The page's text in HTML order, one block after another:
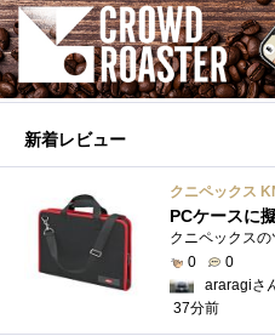
新着レビュー
クニペックス
PCケースに
0
0
araragiさ
37分前